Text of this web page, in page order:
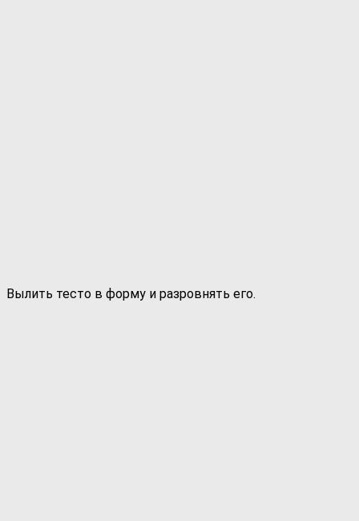
Вылить тесто в форму и разровнять его.